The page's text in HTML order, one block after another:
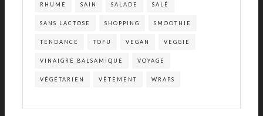
RHUME SAIN SALADE SALÉ
SANS LACTOSE SHOPPING SMOOTHIE
TENDANCE TOFU VEGAN VEGGIE
VINAIGRE BALSAMIQUE VOYAGE
VÉGÉTARIEN VÊTEMENT WRAPS